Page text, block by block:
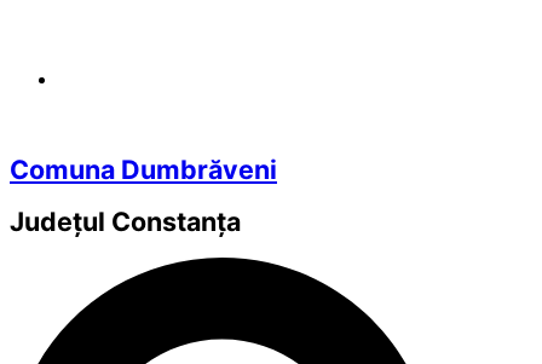
Comuna Dumbrăveni
Județul Constanța